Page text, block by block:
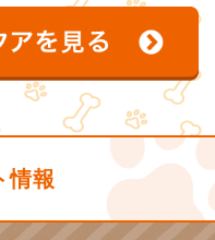
情報